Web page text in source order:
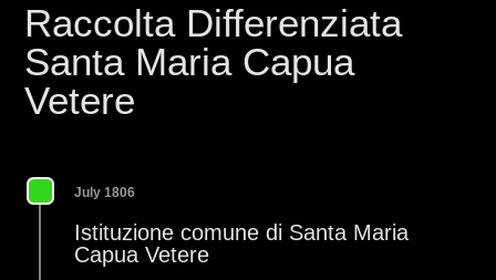
Raccolta Differenziata
Santa Maria Capua
Vetere
July 1806
Istituzione comune di Santa Maria
Capua Vetere